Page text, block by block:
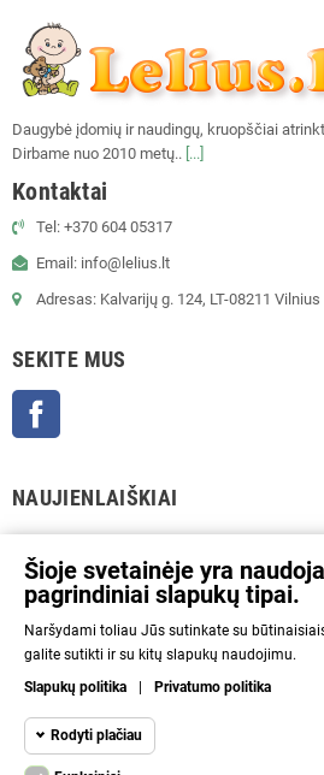
Daugybė įdomių ir naudingų, kruopščiai
Dirbame nuo 2010 metų.. [...]
Kontaktai
Tel: +370 604 05317
Email: info@lelius.lt
Adresas: Kalvarijų g. 124, LT-08211 Vilnius
SEKITE MUS
NAUJIENLAIŠKIAI
informaciją rasite parduotuvės taisyklėse.
Aš sutinku su Privatumo politika ir
INFORMACIJA
Šioje svetainėje yra
pagrindiniai slapukų tipai.
Naršydami toliau Jūs sutinkate su
galite sutikti ir su kitų slapukų naudojimu.
Slapukų politika
Privatumo politika
Rodyti plačiau